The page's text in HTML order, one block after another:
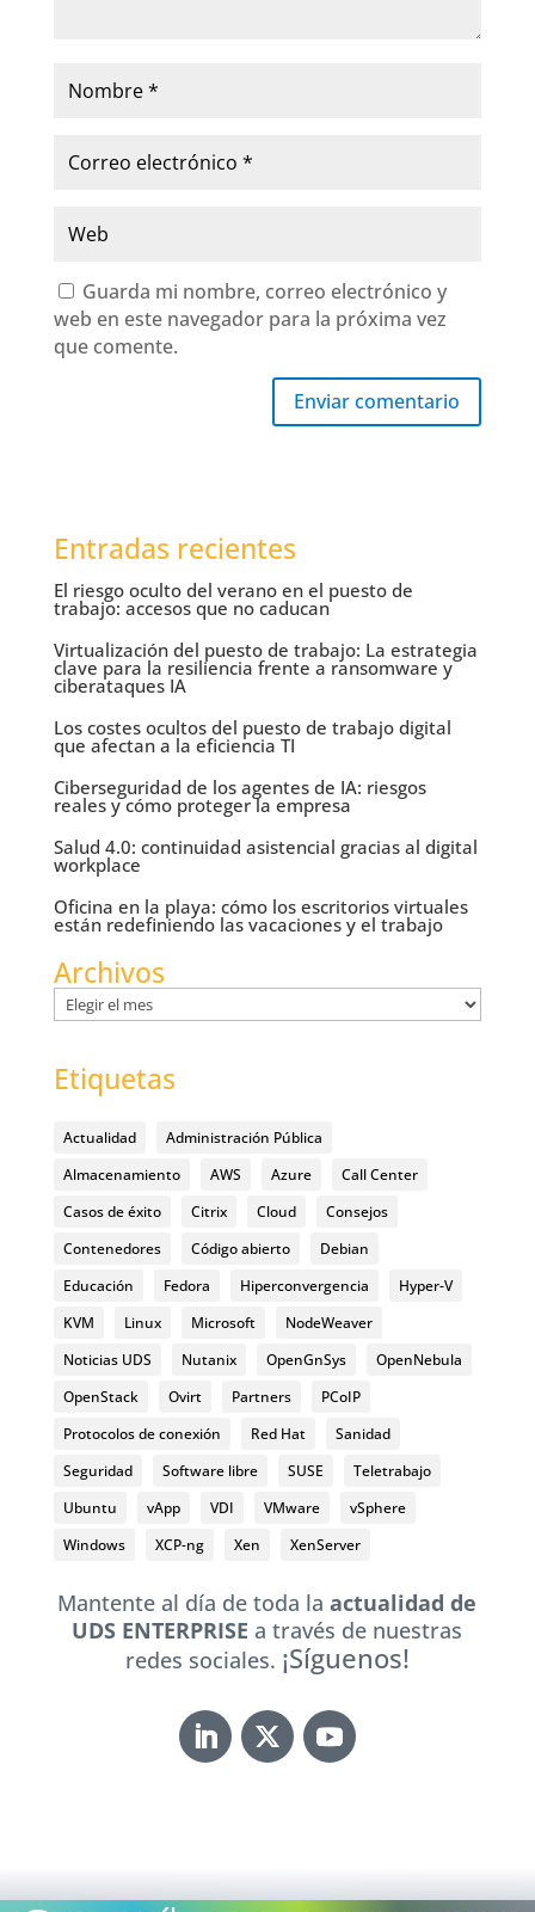
Guarda mi nombre, correo electrónico y
web en este navegador para la próxima vez
que comente.
Enviar comentario
Entradas recientes
El riesgo oculto del verano en el puesto de
trabajo: accesos que no caducan
Virtualización del puesto de trabajo: La estrategia
clave para la resiliencia frente a ransomware y
ciberataques IA
Los costes ocultos del puesto de trabajo digital
que afectan a la eficiencia TI
Ciberseguridad de los agentes de IA: riesgos
reales y cómo proteger la empresa
Salud 4.0: continuidad asistencial gracias al digital
workplace
Oficina en la playa: cómo los escritorios virtuales
están redefiniendo las vacaciones y el trabajo
Archivos
Archivos
Etiquetas
Actualidad
Administración Pública
Almacenamiento
AWS Azure
Call Center
Casos de éxito
Citrix Cloud
Consejos
Contenedores
Código abierto
Debian
Educación
Fedora Hiperconvergencia
Hyper-V
KVM
Linux Microsoft
NodeWeaver
Noticias UDS
Nutanix OpenGnSys
OpenNebula
OpenStack
Ovirt Partners
PCoIP
Protocolos de conexión
Red Hat
Sanidad
Seguridad
Software libre SUSE
Teletrabajo
Ubuntu
vApp VDI VMware
vSphere
Windows
XCP-ng Xen XenServer
Mantente al día de toda laactualidad de
UDS ENTERPRISEa través de nuestras
redes sociales. ¡Síguenos!